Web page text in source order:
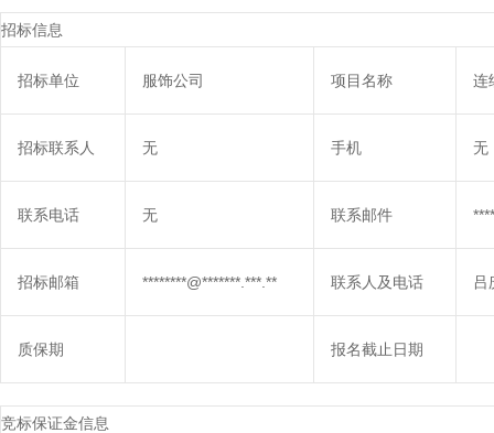
招标信息
招标单位 服饰公司 项目名称 连
招标联系人 无 手机 无
联系电话 无 联系邮件
招标邮箱 ********@*******.***.** 联系人及电话 吕
质保期 报名截止日期
竞标保证金信息